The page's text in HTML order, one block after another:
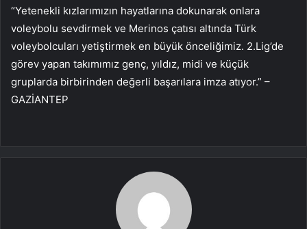
“Yetenekli kızlarımızın hayatlarına dokunarak onlara
voleybolu sevdirmek ve Merinos çatısı altında Türk
voleybolcuları yetiştirmek en büyük önceliğimiz. 2.Lig’de
görev yapan takımımız genç, yıldız, midi ve küçük
gruplarda birbirinden değerli başarılara imza atıyor.” –
GAZİANTEP